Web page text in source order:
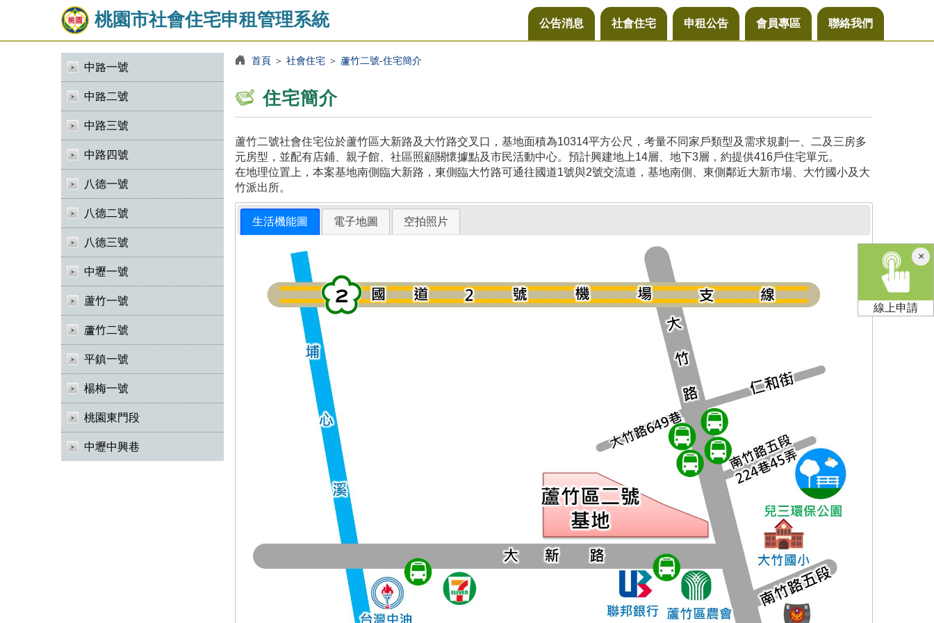
桃園市社會住宅申租管理系統 公告消息 社會住宅 申租公告 會員專區 聯絡我們
中路一號
中路二號
中路三號
中路四號
八德一號
八德二號
八德三號
中壢一號
蘆竹一號
蘆竹二號
平鎮一號
楊梅一號
桃園東門段
中壢中興巷
首頁＞ 社會住宅＞ 蘆竹二號-住宅簡介
住宅簡介
蘆竹二號社會住宅位於蘆竹區大新路及大竹路交叉口，基地面積為10314平方公尺，考量不同家戶類型及需求規劃一、二及三房多
元房型，並配有店鋪、親子館、社區照顧關懷據點及市民活動中心。預計興建地上14層、地下3層，約提供416戶住宅單元。
在地理位置上，本案基地南側臨大新路，東側臨大竹路可通往國道1號與2號交流道，基地南側、東側鄰近大新市場、大竹國小及大
竹派出所。
生活機能圖 電子地圖 空拍照片
×關
閉
線上申請